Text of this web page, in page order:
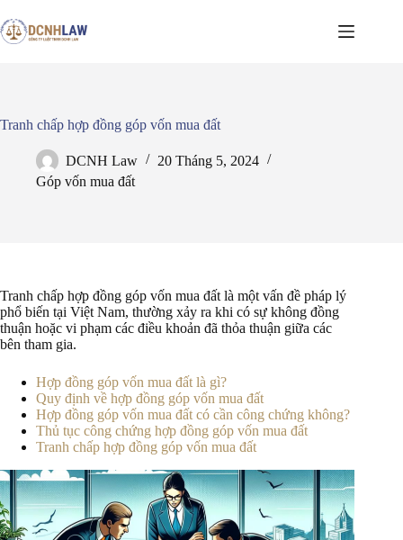
đến
phần
Tranh chấp hợp đồng góp vốn mua đất
DCNH Law
20 Tháng 5, 2024
Góp vốn mua đất
Tranh chấp hợp đồng góp vốn mua đất là một vấn đề pháp lý
phổ biến tại Việt Nam, thường xảy ra khi có sự không đồng
thuận hoặc vi phạm các điều khoản đã thỏa thuận giữa các
bên tham gia.
Hợp đồng góp vốn mua đất là gì?
Quy định về hợp đồng góp vốn mua đất
Hợp đồng góp vốn mua đất có cần công chứng không?
Thủ tục công chứng hợp đồng góp vốn mua đất
Tranh chấp hợp đồng góp vốn mua đất